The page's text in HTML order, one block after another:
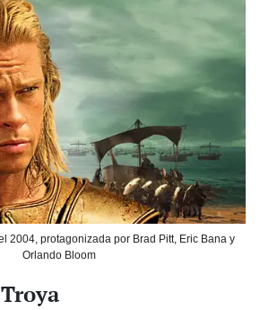
2004, protagonizada por Brad Pitt, Eric Bana y
Orlando Bloom